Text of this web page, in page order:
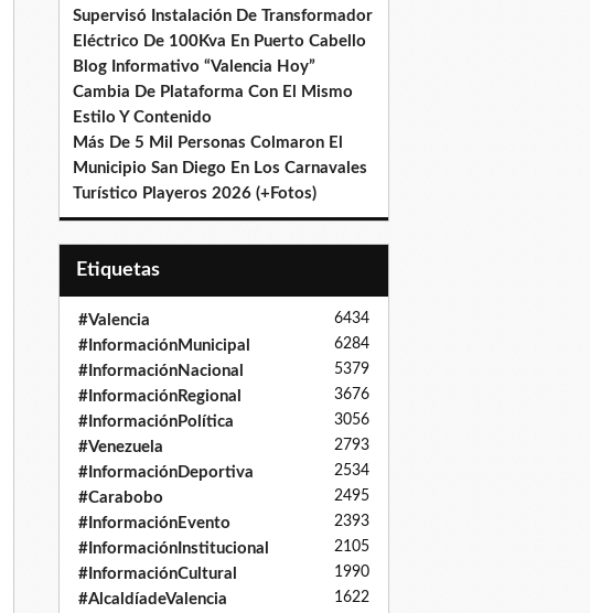
Supervisó Instalación De Transformador
Eléctrico De 100Kva En Puerto Cabello
Blog Informativo “Valencia Hoy”
Cambia De Plataforma Con El Mismo
Estilo Y Contenido
Más De 5 Mil Personas Colmaron El
Municipio San Diego En Los Carnavales
Turístico Playeros 2026 (+Fotos)
Etiquetas
#Valencia 6434
#InformaciónMunicipal 6284
#InformaciónNacional 5379
#InformaciónRegional 3676
#InformaciónPolítica 3056
#Venezuela 2793
#InformaciónDeportiva 2534
#Carabobo 2495
#InformaciónEvento 2393
#InformaciónInstitucional 2105
#InformaciónCultural 1990
#AlcaldíadeValencia 1622